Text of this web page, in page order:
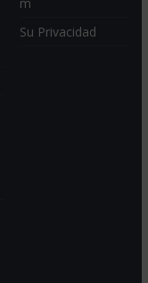
Su Privacidad